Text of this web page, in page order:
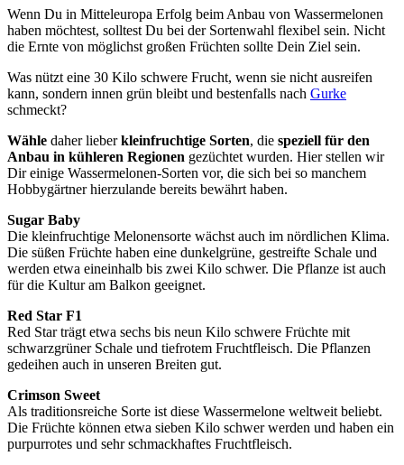
Wenn Du in Mitteleuropa Erfolg beim Anbau von Wassermelonen
haben möchtest, solltest Du bei der Sortenwahl flexibel sein. Nicht
die Ernte von möglichst großen Früchten sollte Dein Ziel sein.
Was nützt eine 30 Kilo schwere Frucht, wenn sie nicht ausreifen
kann, sondern innen grün bleibt und bestenfalls nach Gurke
schmeckt?
Wähle daher lieberkleinfruchtige Sorten, die speziell für den
Anbau in kühleren Regionen gezüchtet wurden. Hier stellen wir
Dir einige Wassermelonen-Sorten vor, die sich bei so manchem
Hobbygärtner hierzulande bereits bewährt haben.
Sugar Baby
Die kleinfruchtige Melonensorte wächst auch im nördlichen Klima.
Die süßen Früchte haben eine dunkelgrüne, gestreifte Schale und
werden etwa eineinhalb bis zwei Kilo schwer. Die Pflanze ist auch
für die Kultur am Balkon geeignet.
Red Star F1
Red Star trägt etwa sechs bis neun Kilo schwere Früchte mit
schwarzgrüner Schale und tiefrotem Fruchtfleisch. Die Pflanzen
gedeihen auch in unseren Breiten gut.
Crimson Sweet
Als traditionsreiche Sorte ist diese Wassermelone weltweit beliebt.
Die Früchte können etwa sieben Kilo schwer werden und haben ein
purpurrotes und sehr schmackhaftes Fruchtfleisch.